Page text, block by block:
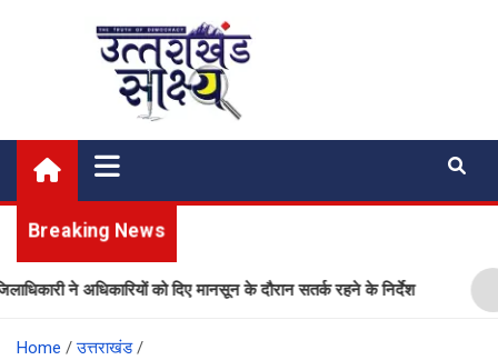
Uttarakhand Shakshya
My News Portal
Breaking News
ने अधिकारियों को दिए मानसून के दौरान सतर्क रहने के निर्देश
Home
उत्तराखंड